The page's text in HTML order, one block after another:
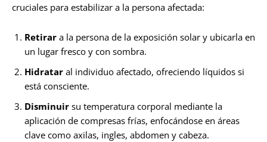
cruciales para estabilizar a la persona afectada:
Retirar a la persona de la exposición solar y ubicarla en
un lugar fresco y con sombra.
Hidratar al individuo afectado, ofreciendo líquidos si
está consciente.
Disminuir su temperatura corporal mediante la
aplicación de compresas frías, enfocándose en áreas
clave como axilas, ingles, abdomen y cabeza.